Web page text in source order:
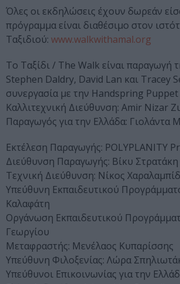
Όλες οι εκδηλώσεις έχουν δωρεάν
πρόγραμμα είναι διαθέσιμο στον
Ταξιδιού: www.walkwithamal.org
Το Ταξίδι / The Walk είναι παραγωγή
Stephen Daldry, David Lan και Tracey
συνεργασία με την Handspring
Καλλιτεχνική Διεύθυνση: Amir Nizar
Παραγωγός για την Ελλάδα: Γιολάντα
Εκτέλεση Παραγωγής: POLYPLANITY
Διεύθυνση Παραγωγής: Βίκυ Στρατάκη
Tεχνική Διεύθυνση: Νίκος
Υπεύθυνη Εκπαιδευτικού
Καλαφάτη
Οργάνωση Εκπαιδευτικού
Γεωργίου
Μεταφραστής: Μενέλαος Κυπαρίσσης
Υπεύθυνη Φιλοξενίας: Λώρα
Υπεύθυνοι Επικοινωνίας για την